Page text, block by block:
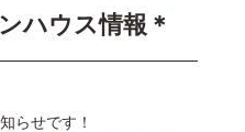
ハウス情報＊
らせです！